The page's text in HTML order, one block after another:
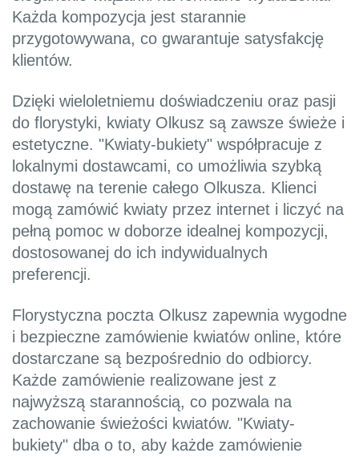
Każda kompozycja jest starannie
przygotowywana, co gwarantuje satysfakcję
klientów.
Dzięki wieloletniemu doświadczeniu oraz pasji
do florystyki, kwiaty Olkusz są zawsze świeże i
estetyczne. "Kwiaty-bukiety" współpracuje z
lokalnymi dostawcami, co umożliwia szybką
dostawę na terenie całego Olkusza. Klienci
mogą zamówić kwiaty przez internet i liczyć na
pełną pomoc w doborze idealnej kompozycji,
dostosowanej do ich indywidualnych
preferencji.
Florystyczna poczta Olkusz zapewnia wygodne
i bezpieczne zamówienie kwiatów online, które
dostarczane są bezpośrednio do odbiorcy.
Każde zamówienie realizowane jest z
najwyższą starannością, co pozwala na
zachowanie świeżości kwiatów. "Kwiaty-
bukiety" dba o to, aby każde zamówienie